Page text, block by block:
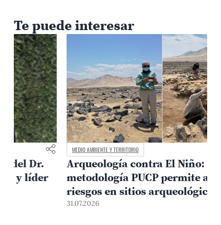
Te puede interesar
MEDIO AMBIENTE Y TERRITORIO
Arqueología contra El Niño:
metodología PUCP permite anticipar
riesgos en sitios arqueológicos